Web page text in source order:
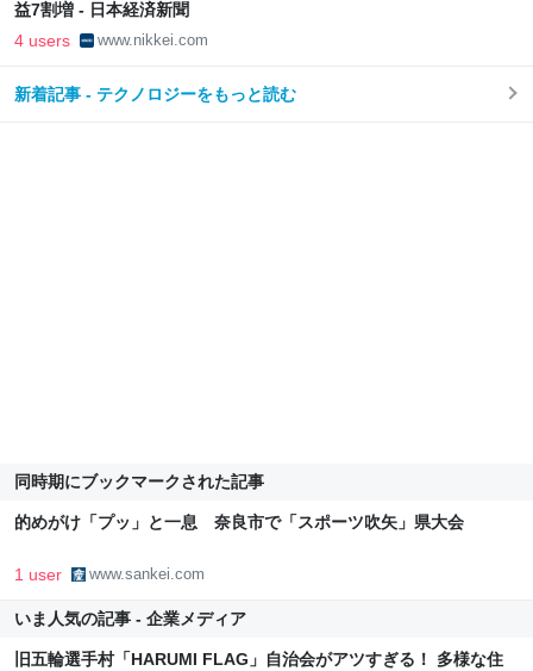
益7割増 - 日本経済新聞
4 users www.nikkei.com
新着記事 - テクノロジーをもっと読む
同時期にブックマークされた記事
的めがけ「プッ」と一息 奈良市で「スポーツ吹矢」県大会
1 user www.sankei.com
いま人気の記事 - 企業メディア
旧五輪選手村「HARUMI FLAG」自治会がアツすぎる！ 多様な住